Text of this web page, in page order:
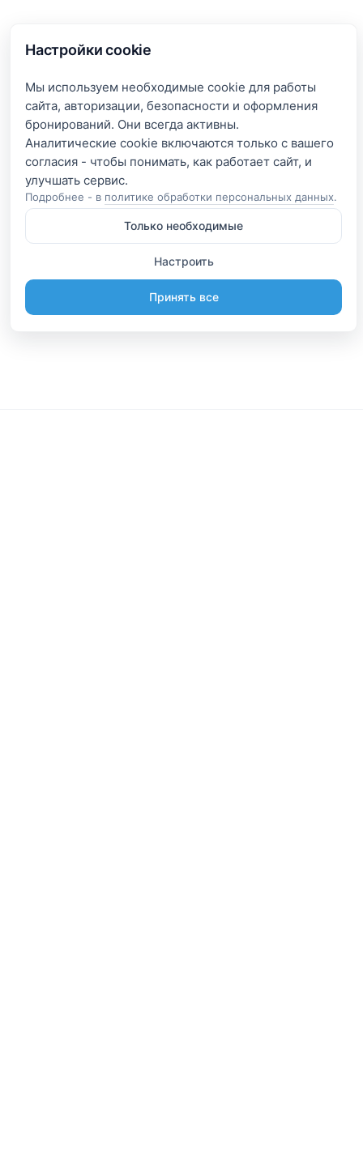
Настройки cookie
Мы используем необходимые cookie для работы
сайта, авторизации, безопасности и оформления
бронирований. Они всегда активны.
Аналитические cookie включаются только с вашего
согласия - чтобы понимать, как работает сайт, и
Подробнее - в политике обработки персональных данных.
Только необходимые
Настроить
Принять все